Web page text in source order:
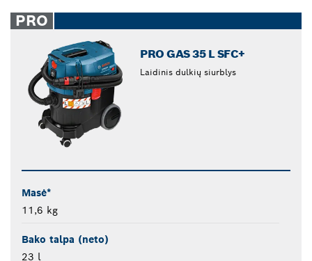
PRO
PRO GAS 35 L SFC+
Laidinis dulkių siurblys
Masė*
11,6 kg
Bako talpa (neto)
23 l